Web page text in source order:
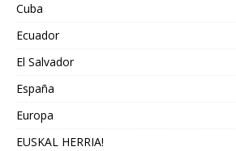
Cuba
Ecuador
El Salvador
España
Europa
EUSKAL HERRIA!